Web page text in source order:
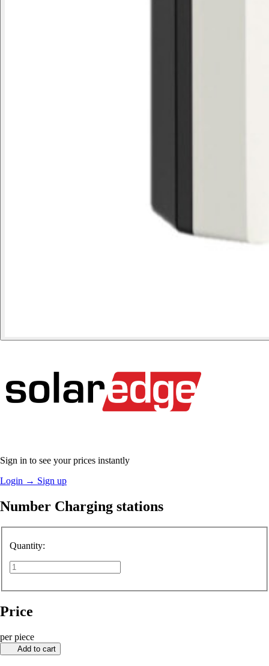
Sign in to see your prices instantly
Login → Sign up
Number Charging stations
Quantity:
Price
per piece
Add to cart